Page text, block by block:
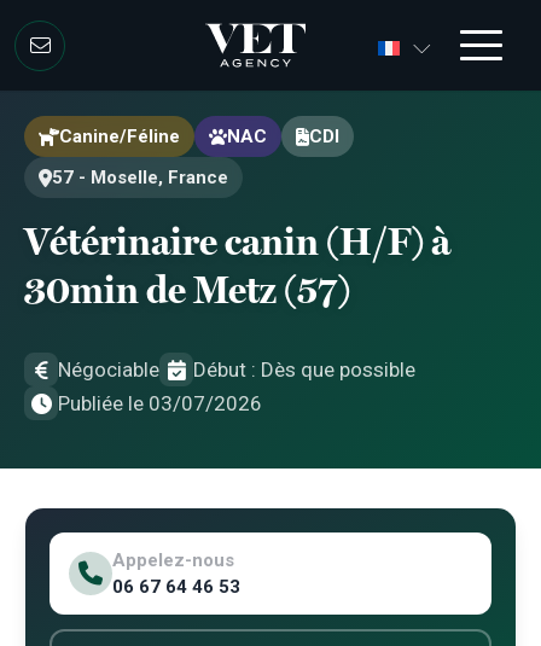
Canine/Féline NAC
CDI
57 - Moselle, France
Vétérinaire canin (H/F) à
30min de Metz (57)
Négociable
Début : Dès que possible
Publiée le 03/07/2026
Appelez-nous
06 67 64 46 53